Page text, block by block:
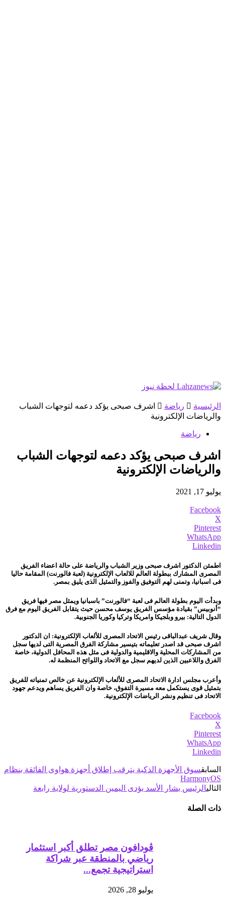
الرئيسية رياضة
اشرف صبحى يؤكد دعمه لتوجهات الشباب
والرياضات الإلكترونية
رياضة
اشرف صبحى يؤكد دعمه لتوجهات الشباب
والرياضات الإلكترونية
يوليو 17, 2021
Facebook
X
Pinterest
WhatsApp
Linkedin
اطمئن الدكتور اشرف صبحى وزير الشباب والرياضة على حالة اعضاء الفريق
المصرى المشارك ببطولة العالم للالعاب الإلكترونية (لعبة فالورنت) المقامة حاليا
فى اسبانيا، وتمنى لهم التوفيق والفوز والتمثيل الذى يليق بمصر.
وبدأت اليوم بطولة العالم فى لعبة “فالورنت” باسبانيا ويمثل مصر فيها فريق
“أنوبيس” بقيادة مؤسس الفريق يوسف محسن حيث يتقابل الفريق اليوم مع فرق
الدول التالية: بيرو وبلجيكا وامريكا وتركيا وكوريا الجنوبية.
وقال شريف عبدالباقى رئيس الاتحاد المصرى للألعاب الإلكترونية: ان الدكتور
اشرف صبحى قد اصدر تعليماته بتيسير مشاركة الفرق المصرية التى لديها سجل
من المشاركات المحلية والاقليمية والدولية فى مثل هذه المحافل الدولية، خاصة
الفرق واللاعبين الذين لديهم سجل مع الاتحاد واللوائح المنظمة له.
وأعرب مجلس ادارة الاتحاد المصرى للألعاب الإلكترونية عن خالص تمنياته للفريق
بتمثيل قوى يستكمل معه مسيرة التفوق، خاصة وان الفريق يساهم ويدعم جهود
الاتحاد فى تنظيم ونشر الرياضات الإلكترونية.
Facebook
X
Pinterest
WhatsApp
Linkedin
السابقسوق الأجهزة الذكية يترقب إطلاق أجهزة هواوى الفائقة بنظام
HarmonyOS
التاليالرئيس بشار الأسد يؤدى اليمين الدستورية لولاية رابعة
ذات الصلة
ڤودافون مصر تطلق أكبر استثمار
رياضي بالمنطقة عبر شراكة
استراتيجية تجمع...
يوليو 28, 2026